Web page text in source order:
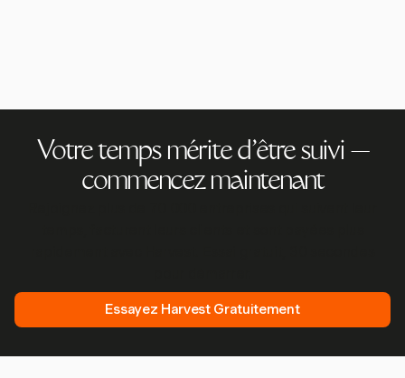
Votre temps mérite d'être suivi —
commencez maintenant
Essayez Harvest Gratuitement